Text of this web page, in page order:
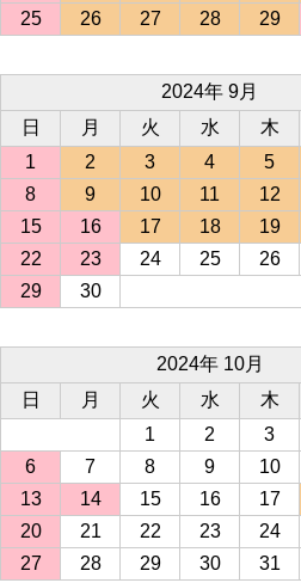
25
26 27 28 29
2024年 9月
日
月 火 水 木
1
2 3 4 5
8
9 10 11 12
15
16 17 18 19
22
23 24 25 26
29
30
2024年 10月
日
月 火 水 木
1
2 3
6
7 8 9 10
13
14 15 16 17
20
21 22 23 24
27
28 29 30 31